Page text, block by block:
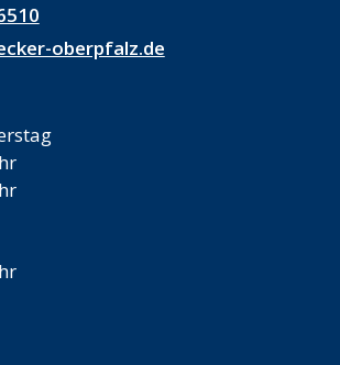
oberpfalz.de